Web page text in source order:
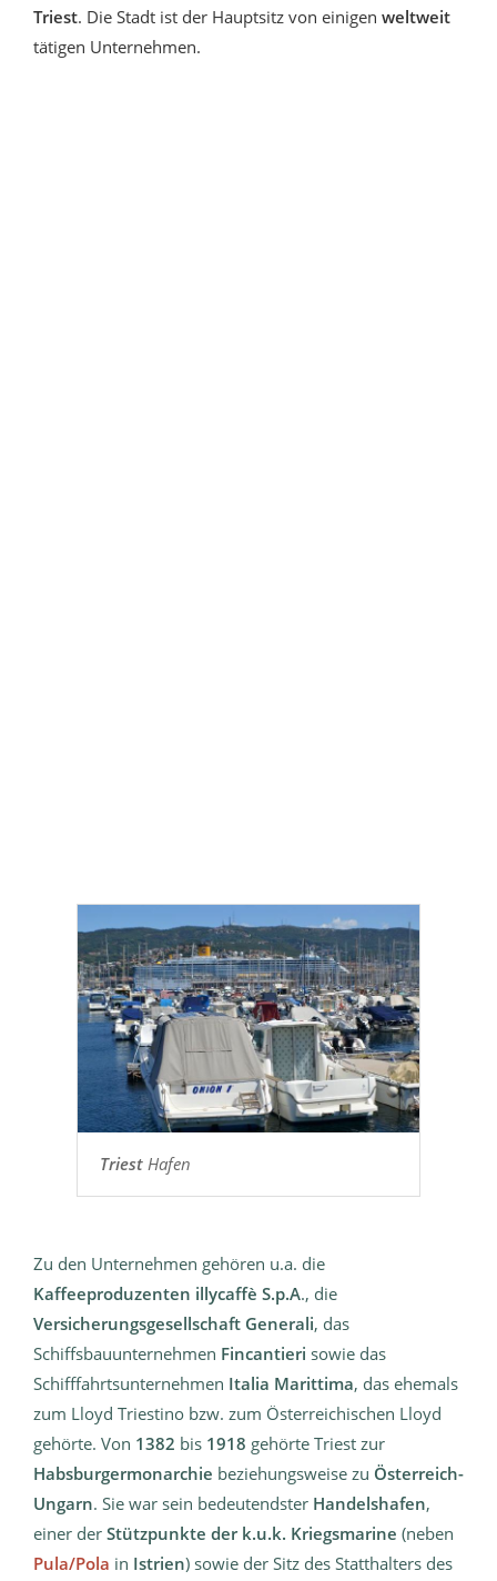
Triest. Die Stadt ist der Hauptsitz von einigen weltweit
tätigen Unternehmen.
TriestHafen
Zu den Unternehmen gehören u.a. die
Kaffeeproduzenten illycaffè S.p.A., die
Versicherungsgesellschaft Generali, das
Schiffsbauunternehmen Fincantieri sowie das
Schifffahrtsunternehmen Italia Marittima, das ehemals
zum Lloyd Triestino bzw. zum Österreichischen Lloyd
gehörte. Von 1382 bis 1918 gehörte Triest zur
Habsburgermonarchie beziehungsweise zu Österreich-
Ungarn. Sie war sein bedeutendster Handelshafen,
einer der Stützpunkte der k.u.k. Kriegsmarine (neben
Pula/Pola in Istrien) sowie der Sitz des Statthalters des